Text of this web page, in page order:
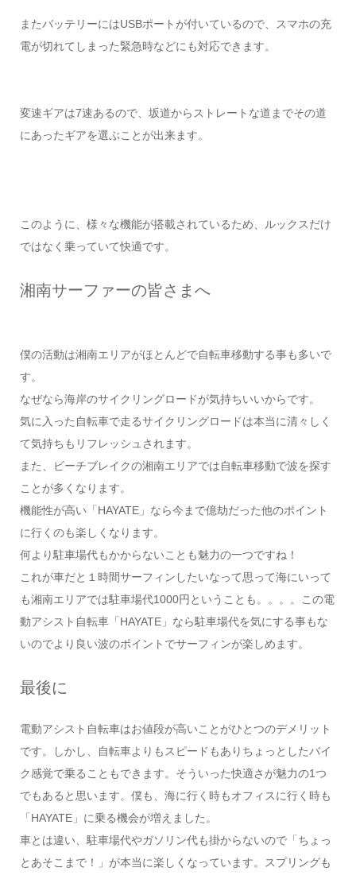
またバッテリーにはUSBポートが付いているので、スマホの充
電が切れてしまった緊急時などにも対応できます。
変速ギアは7速あるので、坂道からストレートな道までその道
にあったギアを選ぶことが出来ます。
このように、様々な機能が搭載されているため、ルックスだけ
ではなく乗っていて快適です。
湘南サーファーの皆さまへ
僕の活動は湘南エリアがほとんどで自転車移動する事も多いで
す。
なぜなら海岸のサイクリングロードが気持ちいいからです。
気に入った自転車で走るサイクリングロードは本当に清々しく
て気持ちもリフレッシュされます。
また、ビーチブレイクの湘南エリアでは自転車移動で波を探す
ことが多くなります。
機能性が高い「HAYATE」なら今まで億劫だった他のポイント
に行くのも楽しくなります。
何より駐車場代もかからないことも魅力の一つですね！
これが車だと１時間サーフィンしたいなって思って海にいって
も湘南エリアでは駐車場代1000円ということも。。。。この電
動アシスト自転車「HAYATE」なら駐車場代を気にする事もな
いのでより良い波のポイントでサーフィンが楽しめます。
最後に
電動アシスト自転車はお値段が高いことがひとつのデメリット
です。しかし、自転車よりもスピードもありちょっとしたバイ
ク感覚で乗ることもできます。そういった快適さが魅力の1つ
でもあると思います。僕も、海に行く時もオフィスに行く時も
「HAYATE」に乗る機会が増えました。
車とは違い、駐車場代やガソリン代も掛からないので「ちょっ
とあそこまで！」が本当に楽しくなっています。スプリングも